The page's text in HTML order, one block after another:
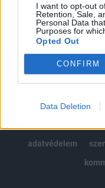
I want to opt-out
Retention, Sale,
Personal Data
Purposes for
Opted Out
CONFIRM
Data Deletion
MÁR
adatvédelem